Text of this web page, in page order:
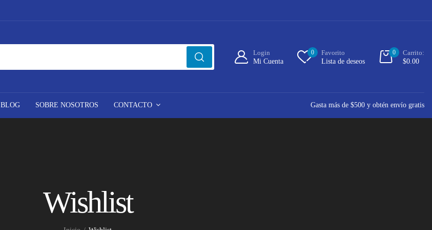
Login
Mi Cuenta
0
Favorito
Lista de deseos
0
Carrito:
$0.00
BLOG SOBRE NOSOTROS CONTACTO Gasta más de $500 y obtén envío gratis
Wishlist